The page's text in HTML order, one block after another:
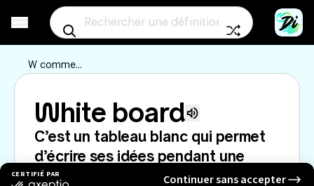
Aller à un mot
W comme...
White board Écouter la
C’est un tableau blanc qui permet
d’écrire ses idées pendant une
réunion. Et aussi de faire croire au